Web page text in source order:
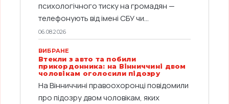
психологічного тиску на громадян —
телефонують від імені СБУ чи...
06.08.2026
ВИБРАНЕ
Втекли з авто та побили
прикордонника: на Вінниччині двом
чоловікам оголосили підозру
На Вінниччині правоохоронці повідомили
про підозру двом чоловікам, яких